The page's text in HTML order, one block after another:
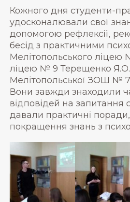
Кожного дня студенти-
удосконалювали свої
допомогою рефлексії,
бесід з практичними
Мелітопольського ліцею
ліцею № 9 Терещенко Я.О.
Мелітопольської ЗОШ №
Вони завжди знаходили
відповідей на запитання
давали практичні
покращення знань з